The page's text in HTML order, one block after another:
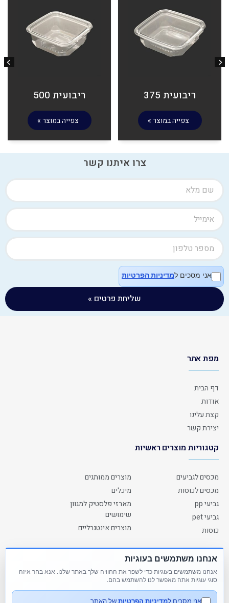
ריבועית 375
צפייה במוצר »
ריבועית 500
צפייה במוצר »
צרו איתנו קשר
אני מסכים למדיניות הפרטיות
שליחת פרטים »
מפת אתר
דף הבית
אודות
קצת עלינו
יצירת קשר
קטגוריות מוצרים ראשיות
מכסים לגביעים
מכסים לכוסות
גביעי pp
גביעי pet
כוסות
מוצרים ממותגים
מיכלים
מארזי פלסטיק למגוון
שימושים
מוצרים אינטגרליים
צרו איתנו קשר
טלפון: 04-6288547
דוא"ל: ycplast@hotmail.com
אנחנו משתמשים בעוגיות
אנחנו משתמשים בעוגיות כדי לשפר את החוויה שלך באתר שלנו. אנא בחר איזה
סוגי עוגיות אתה מאפשר לנו להשתמש בהם.
אני מסכים למדיניות הפרטיותשל האתר